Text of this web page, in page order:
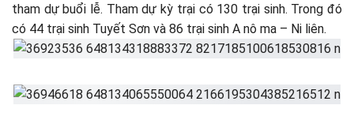
tham dự buổi lễ. Tham dự kỳ trại có 130 trại sinh. Trong đó
có 44 trại sinh Tuyết Sơn và 86 trại sinh A nô ma – Ni liên.